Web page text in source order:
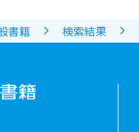
書籍 検索結果